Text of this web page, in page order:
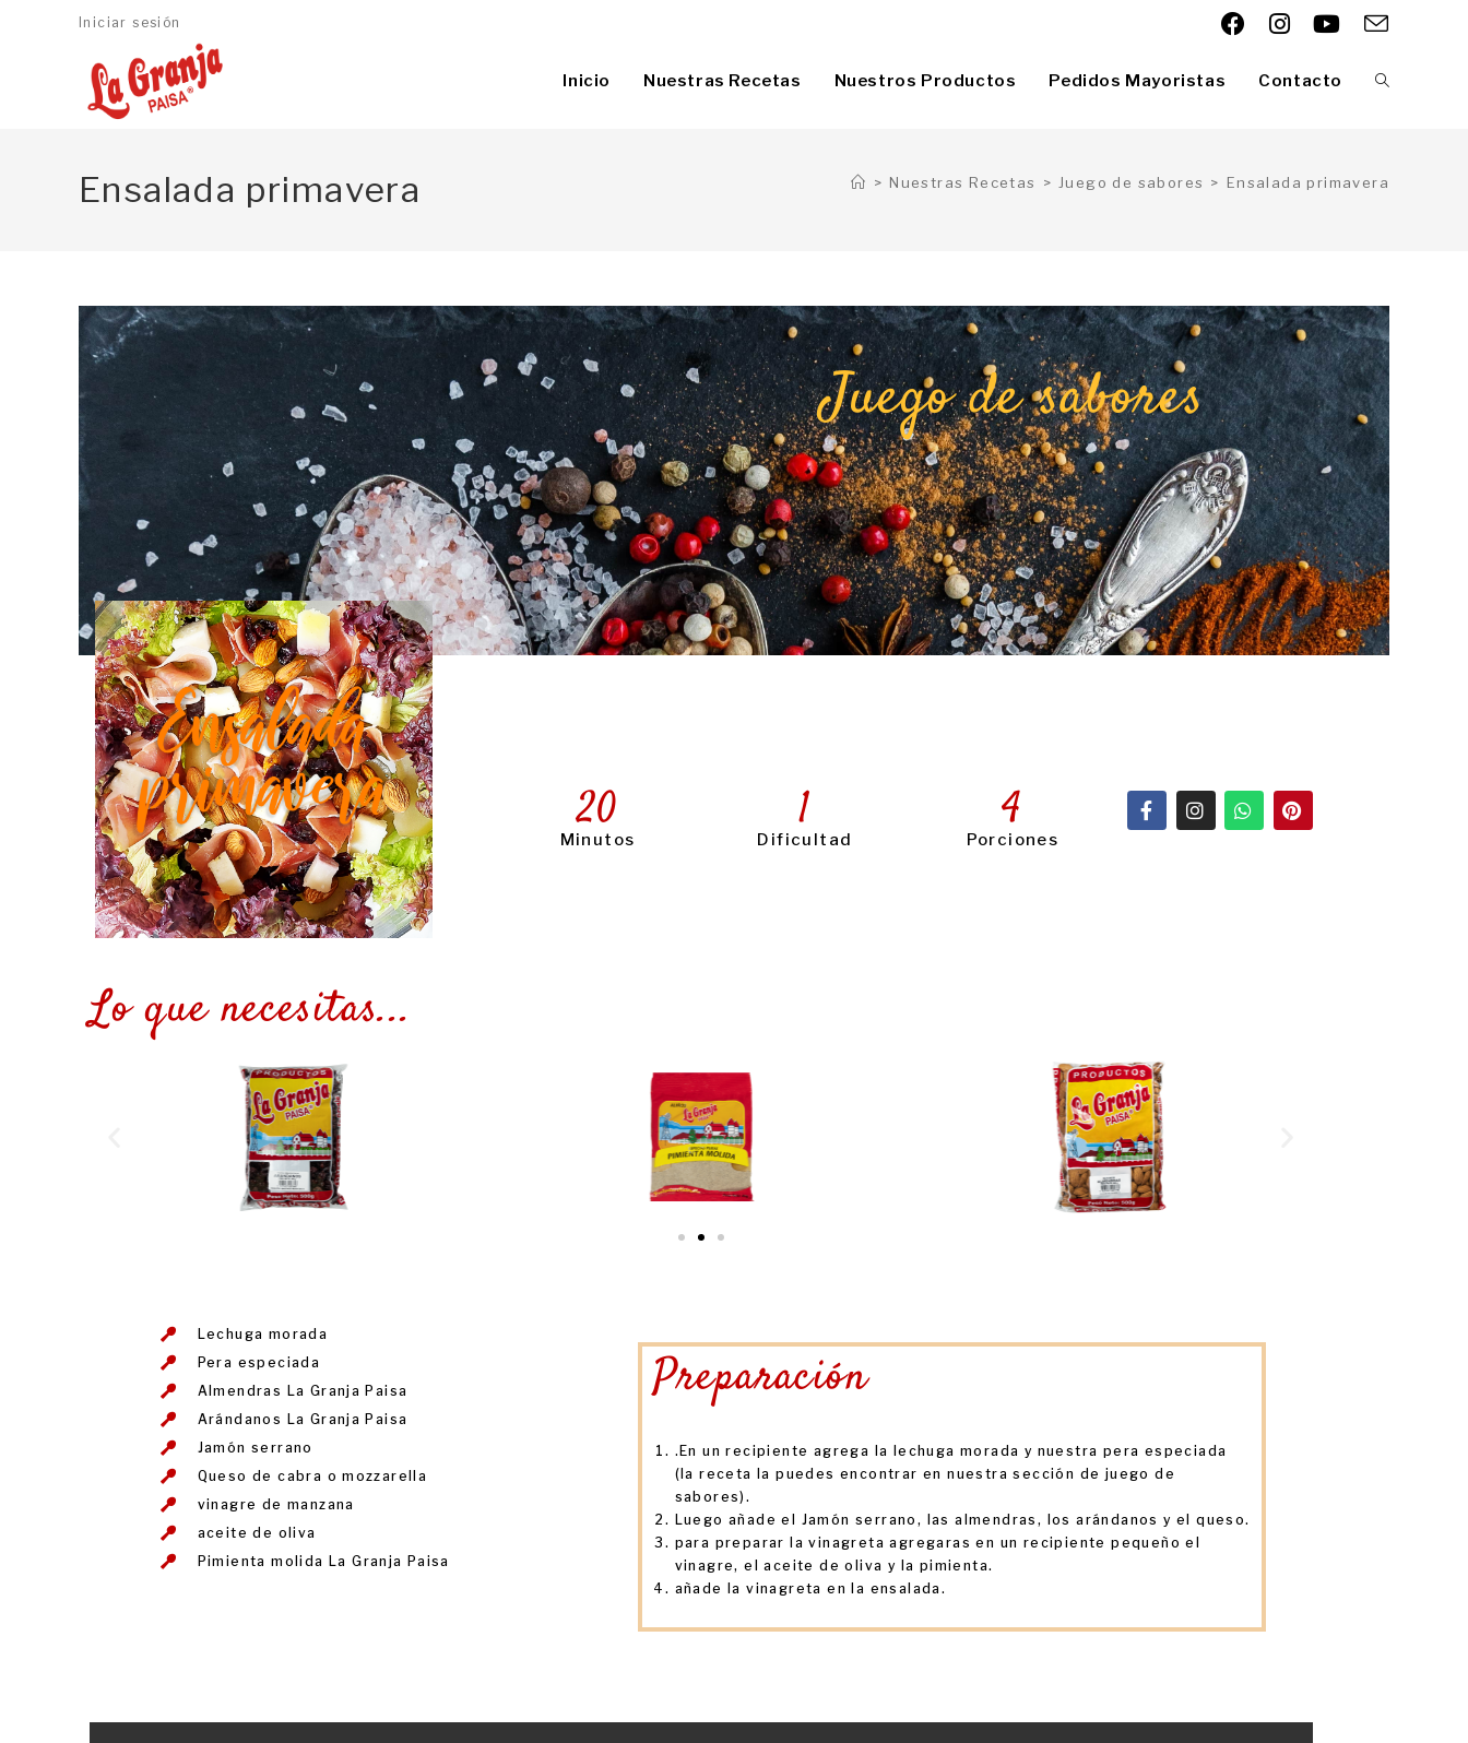
Iniciar sesión
Inicio Nuestras Recetas Nuestros Productos Pedidos Mayoristas Contacto
Ensalada primavera > Nuestras Recetas > Juego de sabores > Ensalada primavera
Juego de sabores
Minutos
20 Dificultad
1 Porciones
4
Lo que necesitas...
Lechuga morada
Pera especiada
Almendras La Granja Paisa
Arándanos La Granja Paisa
Jamón serrano
Queso de cabra o mozzarella
vinagre de manzana
aceite de oliva
Pimienta molida La Granja Paisa
Preparación
.En un recipiente agrega la lechuga morada y nuestra pera especiada
(la receta la puedes encontrar en nuestra sección de juego de
sabores).
Luego añade el Jamón serrano, las almendras, los arándanos y el queso.
para preparar la vinagreta agregaras en un recipiente pequeño el
vinagre, el aceite de oliva y la pimienta.
añade la vinagreta en la ensalada.